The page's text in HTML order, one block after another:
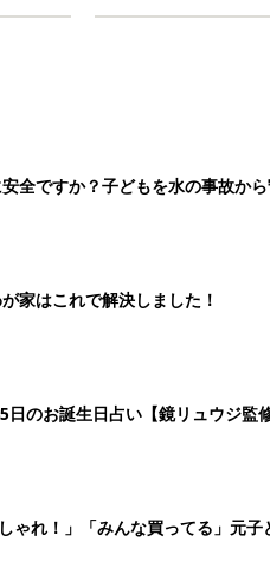
のお誕生日占い【鏡リュウジ監
2 3 4 5 >